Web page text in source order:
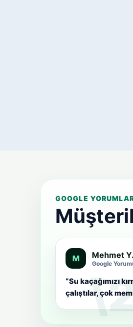
GOOGLE
M Mehmet Y.
Google
“Su kaçağımızı
çalıştılar, çok